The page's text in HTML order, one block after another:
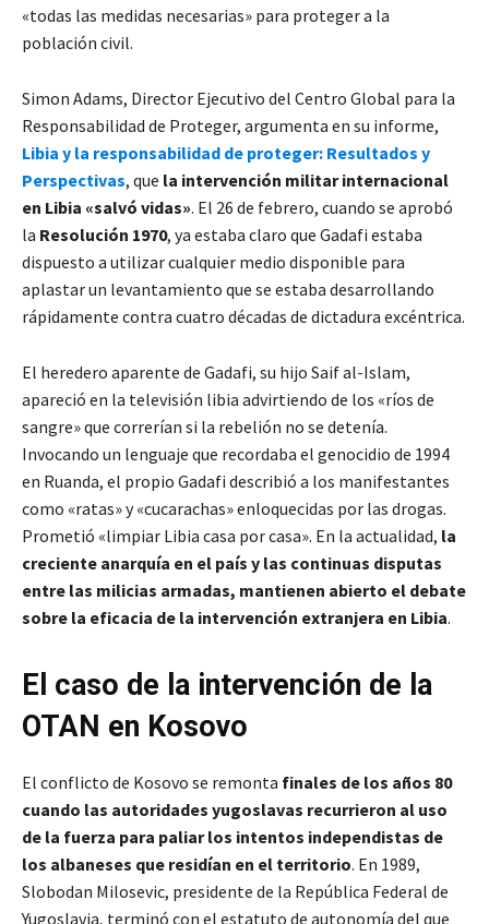
«todas las medidas necesarias» para proteger a la
población civil.
Simon Adams, Director Ejecutivo del Centro Global para la
Responsabilidad de Proteger, argumenta en su informe,
Libia y la responsabilidad de proteger: Resultados y
Perspectivas, que la intervención militar internacional
en Libia «salvó vidas». El 26 de febrero, cuando se aprobó
la Resolución 1970, ya estaba claro que Gadafi estaba
dispuesto a utilizar cualquier medio disponible para
aplastar un levantamiento que se estaba desarrollando
rápidamente contra cuatro décadas de dictadura excéntrica.
El heredero aparente de Gadafi, su hijo Saif al-Islam,
apareció en la televisión libia advirtiendo de los «ríos de
sangre» que correrían si la rebelión no se detenía.
Invocando un lenguaje que recordaba el genocidio de 1994
en Ruanda, el propio Gadafi describió a los manifestantes
como «ratas» y «cucarachas» enloquecidas por las drogas.
Prometió «limpiar Libia casa por casa». En la actualidad, la
creciente anarquía en el país y las continuas disputas
entre las milicias armadas, mantienen abierto el debate
sobre la eficacia de la intervención extranjera en Libia.
El caso de la intervención de la
OTAN en Kosovo
El conflicto de Kosovo se remonta finales de los años 80
cuando las autoridades yugoslavas recurrieron al uso
de la fuerza para paliar los intentos independistas de
los albaneses que residían en el territorio. En 1989,
Slobodan Milosevic, presidente de la República Federal de
Yugoslavia, terminó con el estatuto de autonomía del que